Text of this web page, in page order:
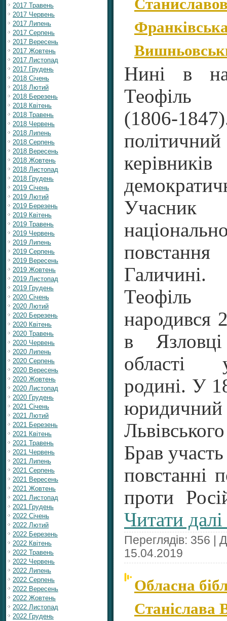
2017 Травень
2017 Червень
2017 Липень
2017 Серпень
2017 Вересень
2017 Жовтень
2017 Листопад
2017 Грудень
2018 Січень
2018 Лютий
2018 Березень
2018 Квітень
2018 Травень
2018 Червень
2018 Липень
2018 Серпень
2018 Вересень
2018 Жовтень
2018 Листопад
2018 Грудень
2019 Січень
2019 Лютий
2019 Березень
2019 Квітень
2019 Травень
2019 Червень
2019 Липень
2019 Серпень
2019 Вересень
2019 Жовтень
2019 Листопад
2019 Грудень
2020 Січень
2020 Лютий
2020 Березень
2020 Квітень
2020 Травень
2020 Червень
2020 Липень
2020 Серпень
2020 Вересень
2020 Жовтень
2020 Листопад
2020 Грудень
2021 Січень
2021 Лютий
2021 Березень
2021 Квітень
2021 Травень
2021 Червень
2021 Липень
2021 Серпень
2021 Вересень
2021 Жовтень
2021 Листопад
2021 Грудень
2022 Січень
2022 Лютий
2022 Березень
2022 Квітень
2022 Травень
2022 Червень
2022 Липень
2022 Серпень
2022 Вересень
2022 Жовтень
2022 Листопад
2022 Грудень
Нині в
Теофіль
(1806-
Галичині.
Теофіль
народився
в Язловці
області
родині. У
Брав
повстанні
проти
Читати
Переглядів: 356 |
15.04.2019
Обласна
Станіслава